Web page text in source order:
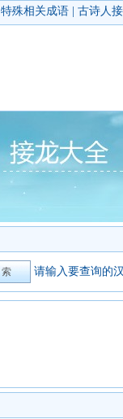
特殊相关成语 古诗人
请输入要查询的